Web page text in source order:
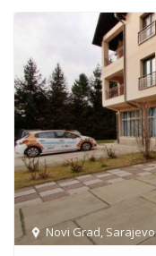
Novi Grad, Sarajevo